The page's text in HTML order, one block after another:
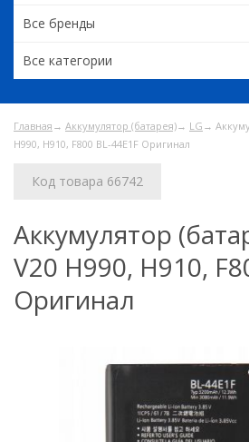
Все бренды
Все категории
Главная → Аккумулятор (батарея)→ LG →
H990, H910, F800 BL-44E1F Оригинал
Код товара 66742
Аккумулятор
V20 H990, H910,
Оригинал